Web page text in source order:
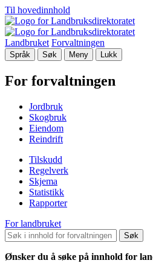
Til hovedinnhold
Landbruket Forvaltningen
Språk Søk Meny Lukk
For forvaltningen
Jordbruk
Skogbruk
Eiendom
Reindrift
Tilskudd
Regelverk
Skjema
Statistikk
Rapporter
For landbruket
Søk
Ønsker du å søke på innhold for